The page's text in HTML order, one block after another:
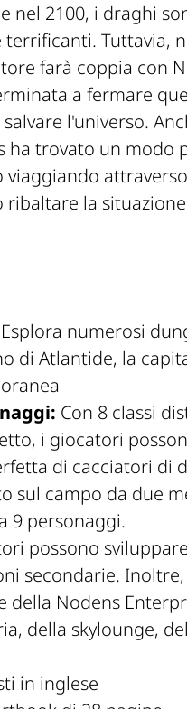
nel 2100, i draghi
Tuttavia,
farà coppia con
a fermare
l'universo.
ha trovato un modo
la
Esplora numerosi
di Atlantide, la
Con 8 classi
i giocatori
di cacciatori di
sul campo da due
9 personaggi.
possono
secondarie.
Nodens
della skylounge,
in inglese